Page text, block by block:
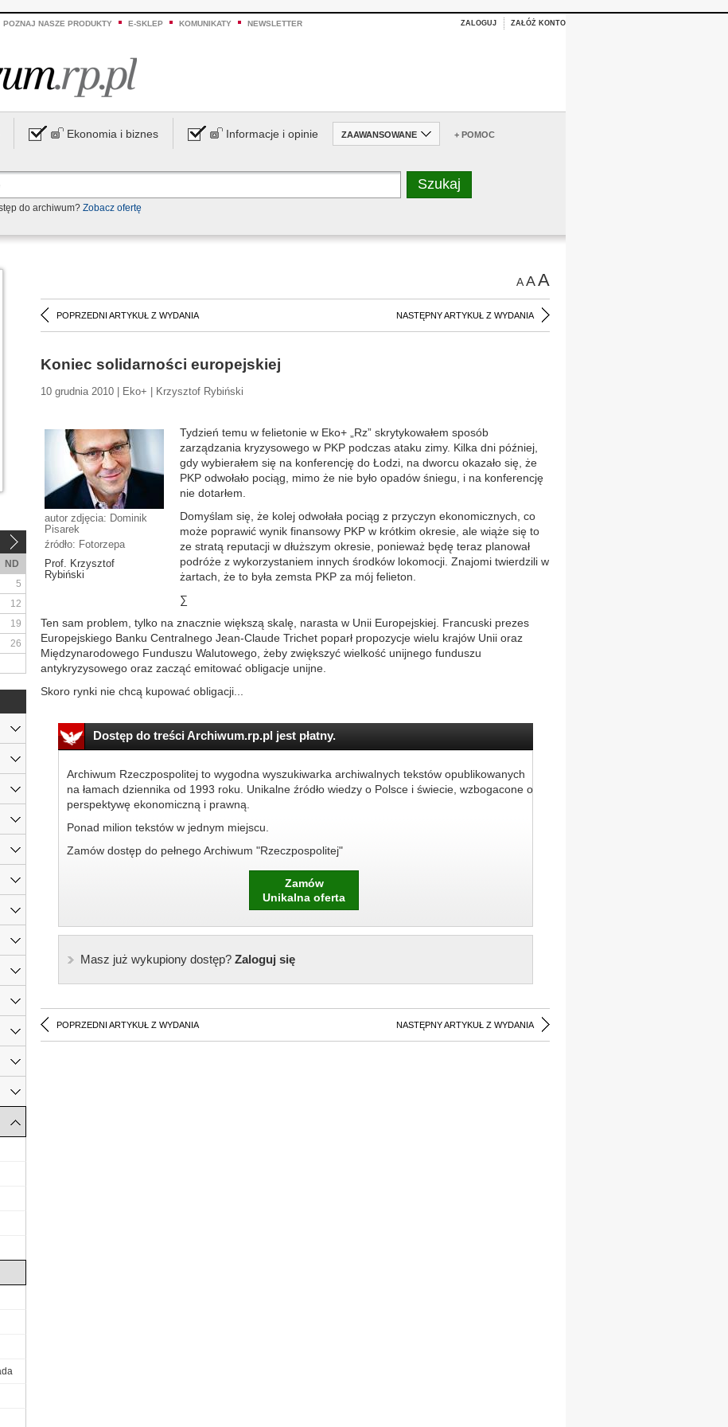
POZNAJ NASZE PRODUKTY E-SKLEP KOMUNIKATY NEWSLETTER ZALOGUJ ZAŁÓŻ KONTO
Ekonomia i biznes Informacje i opinie ZAAWANSOWANE + POMOC
do archiwum? Zobacz ofertę
AAA
POPRZEDNI ARTYKUŁ Z WYDANIA NASTĘPNY ARTYKUŁ Z WYDANIA
Koniec solidarności europejskiej
10 grudnia 2010 | Eko+ | Krzysztof Rybiński
autor zdjęcia: Dominik
Pisarek
źródło: Fotorzepa
Prof. Krzysztof
Rybiński
Tydzień temu w felietonie w Eko+ „Rz” skrytykowałem sposób
zarządzania kryzysowego w PKP podczas ataku zimy. Kilka dni później,
gdy wybierałem się na konferencję do Łodzi, na dworcu okazało się, że
PKP odwołało pociąg, mimo że nie było opadów śniegu, i na konferencję
nie dotarłem.
Domyślam się, że kolej odwołała pociąg z przyczyn ekonomicznych, co
może poprawić wynik finansowy PKP w krótkim okresie, ale wiąże się to
ze stratą reputacji w dłuższym okresie, ponieważ będę teraz planował
podróże z wykorzystaniem innych środków lokomocji. Znajomi twierdzili w
żartach, że to była zemsta PKP za mój felieton.
∑
Ten sam problem, tylko na znacznie większą skalę, narasta w Unii Europejskiej. Francuski prezes
Europejskiego Banku Centralnego Jean-Claude Trichet poparł propozycje wielu krajów Unii oraz
Międzynarodowego Funduszu Walutowego, żeby zwiększyć wielkość unijnego funduszu
antykryzysowego oraz zacząć emitować obligacje unijne.
Skoro rynki nie chcą kupować obligacji...
Dostęp do treści Archiwum.rp.pl jest płatny.
Archiwum Rzeczpospolitej to wygodna wyszukiwarka archiwalnych tekstów opublikowanych
na łamach dziennika od 1993 roku. Unikalne źródło wiedzy o Polsce i świecie, wzbogacone o
perspektywę ekonomiczną i prawną.
Ponad milion tekstów w jednym miejscu.
Zamów dostęp do pełnego Archiwum "Rzeczpospolitej"
Zamów
Unikalna oferta
Masz już wykupiony dostęp?Zaloguj się
POPRZEDNI ARTYKUŁ Z WYDANIA NASTĘPNY ARTYKUŁ Z WYDANIA
ND
5
12
19
26